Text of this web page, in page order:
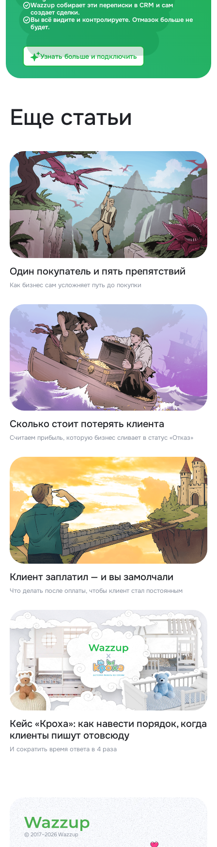
Wazzup собирает эти переписки в CRM и сам
создает сделки.
Вы всё видите и контролируете. Отмазок больше не
будет.
Узнать больше и подключить
Еще статьи
Один покупатель и пять препятствий
Как бизнес сам усложняет путь до покупки
Сколько стоит потерять клиента
Считаем прибыль, которую бизнес сливает в статус «Отказ»
Клиент заплатил — и вы замолчали
Что делать после оплаты, чтобы клиент стал постоянным
Кейс «Кроха»: как навести порядок, когда
клиенты пишут отовсюду
И сократить время ответа в 4 раза
© 2017–2026 Wazzup